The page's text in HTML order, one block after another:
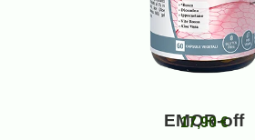
EMOR-off
17,90€